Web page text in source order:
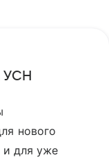
УСН
нового
и для уже